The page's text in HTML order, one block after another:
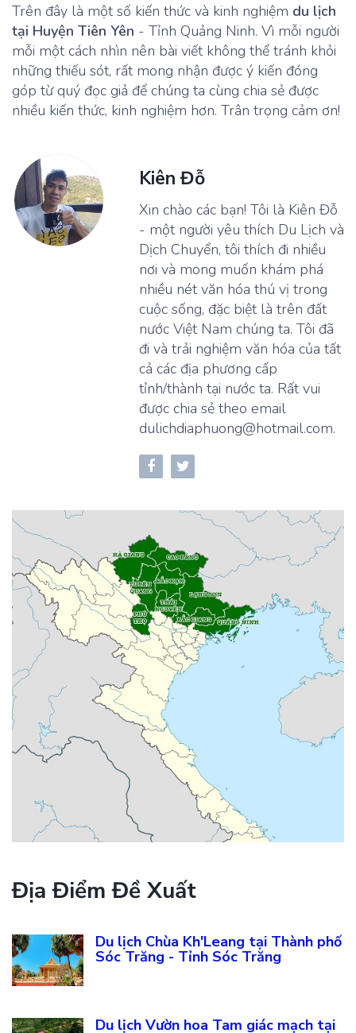
Trên đây là một số kiến thức và kinh nghiệm du lịch
tại Huyện Tiên Yên - Tỉnh Quảng Ninh. Vì mỗi người
mỗi một cách nhìn nên bài viết không thể tránh khỏi
những thiếu sót, rất mong nhận được ý kiến đóng
góp từ quý đọc giả để chúng ta cùng chia sẻ được
nhiều kiến thức, kinh nghiệm hơn. Trân trọng cảm ơn!
Kiên Đỗ
Xin chào các bạn! Tôi là Kiên Đỗ
- một người yêu thích Du Lịch và
Dịch Chuyển, tôi thích đi nhiều
nơi và mong muốn khám phá
nhiều nét văn hóa thú vị trong
cuộc sống, đặc biệt là trên đất
nước Việt Nam chúng ta. Tôi đã
đi và trải nghiệm văn hóa của tất
cả các địa phương cấp
tỉnh/thành tại nước ta. Rất vui
được chia sẻ theo email
dulichdiaphuong@hotmail.com.
Địa Điểm Đề Xuất
Du lịch Chùa Kh'Leang tại Thành phố
Sóc Trăng - Tỉnh Sóc Trăng
Du lịch Vườn hoa Tam giác mạch tại